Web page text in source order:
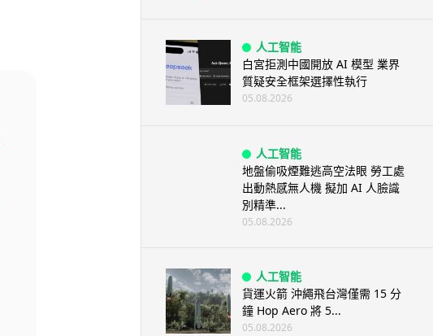
人工智能
白宮拒測中國開放 AI 模型 業界
質疑安全框架選擇性執行
05.08.2026
人工智能
地盤偷吸煙難逃高空法眼 勞工處
出動熱感無人機 擬加 AI 人臉識
別精準...
05.08.2026
人工智能
貨運火箭 沖繩飛台灣僅需 15 分
鐘 Hop Aero 將 5...
05.08.2026